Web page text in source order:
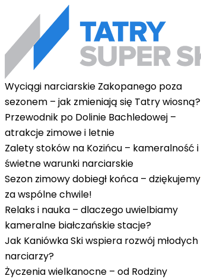
Wyciągi narciarskie Zakopanego poza
sezonem – jak zmieniają się Tatry wiosną?
Przewodnik po Dolinie Bachledowej –
atrakcje zimowe i letnie
Zalety stoków na Kozińcu – kameralność i
świetne warunki narciarskie
Sezon zimowy dobiegł końca – dziękujemy
za wspólne chwile!
Relaks i nauka – dlaczego uwielbiamy
kameralne białczańskie stacje?
Jak Kaniówka Ski wspiera rozwój młodych
narciarzy?
Życzenia wielkanocne – od Rodziny